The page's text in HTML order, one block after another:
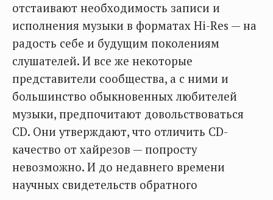
отстаивают необходимость записи и
исполнения музыки в форматах Hi-Res — на
радость себе и будущим поколениям
слушателей. И все же некоторые
представители сообщества, а с ними и
большинство обыкновенных любителей
музыки, предпочитают довольствоваться
CD. Они утверждают, что отличить CD-
качество от хайрезов — попросту
невозможно. И до недавнего времени
научных свидетельств обратного